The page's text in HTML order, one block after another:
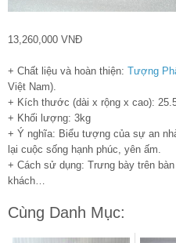
13,260,000 VNĐ
+ Chất liệu và hoàn thiện: Tượng
Việt Nam).
+ Kích thước (dài x rộng x cao):
+ Khối lượng: 3kg
+ Ý nghĩa: Biểu tượng của sự an
lại cuộc sống hạnh phúc, yên ấm.
+ Cách sử dụng: Trưng bày trên
khách…
Cùng Danh Mục: